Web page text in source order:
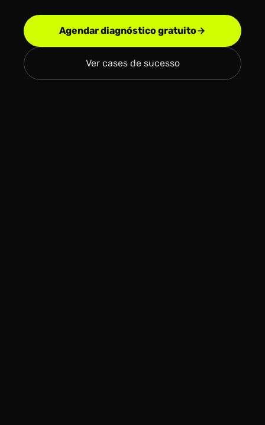
Agendar diagnóstico gratuito
Ver cases de sucesso